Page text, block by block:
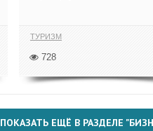
ТУРИЗМ
728
ПОКАЗАТЬ ЕЩЁ В РАЗДЕЛЕ